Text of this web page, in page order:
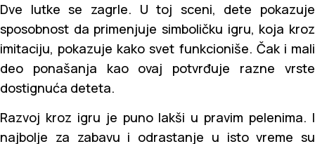
Dve lutke se zagrle. U toj sceni, dete pokazuje
sposobnost da primenjuje simboličku igru, koja kroz
imitaciju, pokazuje kako svet funkcioniše. Čak i mali
deo ponašanja kao ovaj potvrđuje razne vrste
dostignuća deteta.
Razvoj kroz igru je puno lakši u pravim pelenima. I
najbolje za zabavu i odrastanje u isto vreme su